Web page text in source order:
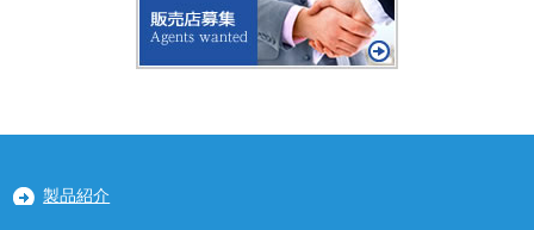
製品紹介